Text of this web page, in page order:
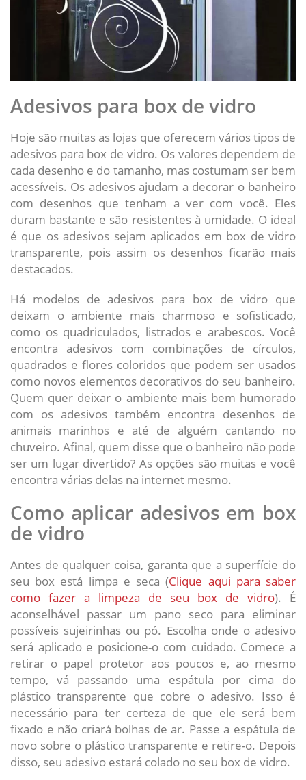
Adesivos para box de vidro
Hoje são muitas as lojas que oferecem vários tipos de
adesivos para box de vidro. Os valores dependem de
cada desenho e do tamanho, mas costumam ser bem
acessíveis. Os adesivos ajudam a decorar o banheiro
com desenhos que tenham a ver com você. Eles
duram bastante e são resistentes à umidade. O ideal
é que os adesivos sejam aplicados em box de vidro
transparente, pois assim os desenhos ficarão mais
destacados.
Há modelos de adesivos para box de vidro que
deixam o ambiente mais charmoso e sofisticado,
como os quadriculados, listrados e arabescos. Você
encontra adesivos com combinações de círculos,
quadrados e flores coloridos que podem ser usados
como novos elementos decorativos do seu banheiro.
Quem quer deixar o ambiente mais bem humorado
com os adesivos também encontra desenhos de
animais marinhos e até de alguém cantando no
chuveiro. Afinal, quem disse que o banheiro não pode
ser um lugar divertido? As opções são muitas e você
encontra várias delas na internet mesmo.
Como aplicar adesivos em box
de vidro
Antes de qualquer coisa, garanta que a superfície do
seu box está limpa e seca (Clique aqui para saber
como fazer a limpeza de seu box de vidro). É
aconselhável passar um pano seco para eliminar
possíveis sujeirinhas ou pó. Escolha onde o adesivo
será aplicado e posicione-o com cuidado. Comece a
retirar o papel protetor aos poucos e, ao mesmo
tempo, vá passando uma espátula por cima do
plástico transparente que cobre o adesivo. Isso é
necessário para ter certeza de que ele será bem
fixado e não criará bolhas de ar. Passe a espátula de
novo sobre o plástico transparente e retire-o. Depois
disso, seu adesivo estará colado no seu box de vidro.